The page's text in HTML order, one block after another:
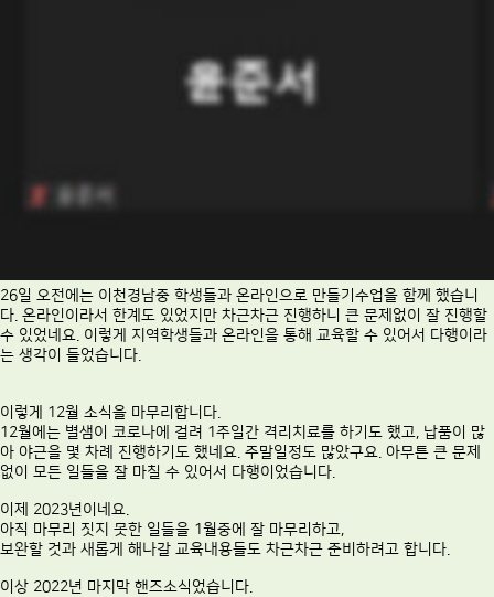
26일 오전에는 이천경남중 학생들과 온라인으로 만들기수업을 함께 했습니
다. 온라인이라서 한계도 있었지만 차근차근 진행하니 큰 문제없이 잘 진행할
수 있었네요. 이렇게 지역학생들과 온라인을 통해 교육할 수 있어서 다행이라
는 생각이 들었습니다.
이렇게 12월 소식을 마무리합니다.
12월에는 별샘이 코로나에 걸려 1주일간 격리치료를 하기도 했고, 납품이 많
아 야근을 몇 차례 진행하기도 했네요. 주말일정도 많았구요. 아무튼 큰 문제
없이 모든 일들을 잘 마칠 수 있어서 다행이었습니다.
이제 2023년이네요.
아직 마무리 짓지 못한 일들을 1월중에 잘 마무리하고,
보완할 것과 새롭게 해나갈 교육내용들도 차근차근 준비하려고 합니다.
이상 2022년 마지막 핸즈소식었습니다.